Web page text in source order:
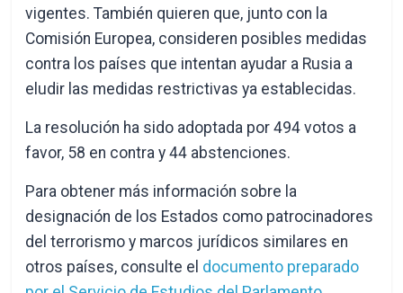
vigentes. También quieren que, junto con la
Comisión Europea, consideren posibles medidas
contra los países que intentan ayudar a Rusia a
eludir las medidas restrictivas ya establecidas.
La resolución ha sido adoptada por 494 votos a
favor, 58 en contra y 44 abstenciones.
Para obtener más información sobre la
designación de los Estados como patrocinadores
del terrorismo y marcos jurídicos similares en
otros países, consulte el documento preparado